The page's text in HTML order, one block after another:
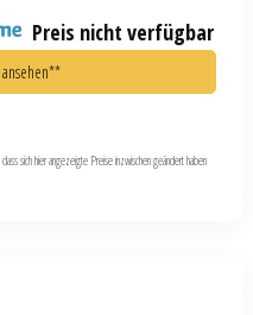
Preis nicht verfügbar
sich hier angezeigte Preise inzwischen geändert haben